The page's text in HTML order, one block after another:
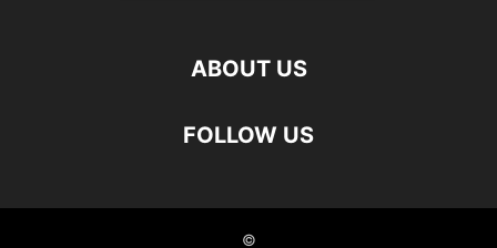
ABOUT US
FOLLOW US
©